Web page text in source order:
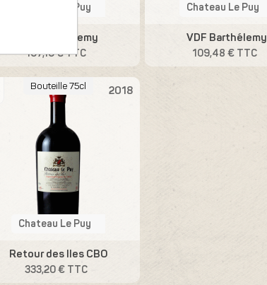
Chateau Le Puy
VDF Barthélemy
107,10 € TTC
Chateau Le Puy
VDF Barthélemy
109,48 € TTC
2018
Bouteille 75cl
Chateau Le Puy
Retour des Iles CBO
333,20 € TTC